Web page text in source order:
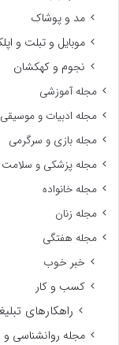
مد و پوشاک
موبایل و تبلت و
نجوم و کهکشان
مجله آموزشی
مجله ادبیات و موسیقی
مجله بازی و سرگرمی
مجله پزشکی و سلامت
مجله خانواده
مجله زنان
مجله هفتگی
خبر خوب
کسب و کار
راهکارهای
مجله روانشناسی و